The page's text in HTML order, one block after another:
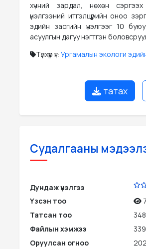
хүчний зардал, нөхөн
үнэлгээний итгэлцүүрийн оноо
эдийн засгийн үнэлгээг 10
асуулгын дагуу нэгтгэн
Түлхүүр үг: Ургамалын экологи
татах
Судалгааны
Дундаж үнэлгээ
Үзсэн тоо
Татсан тоо
348
Файлын хэмжээ
Оруулсан огноо